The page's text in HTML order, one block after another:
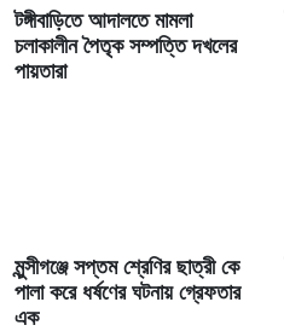
টঙ্গীবাড়িতে আদালতে মামলা
চলাকালীন পৈতৃক সম্পত্তি দখলের
পায়তারা
মুন্সীগঞ্জে সপ্তম শ্রেণির ছাত্রী কে
পালা করে ধর্ষণের ঘটনায় গ্রেফতার
এক